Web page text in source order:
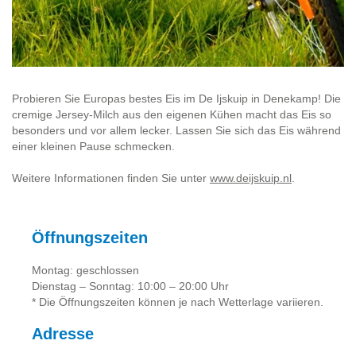
Probieren Sie Europas bestes Eis im De Ijskuip in Denekamp! Die
cremige Jersey-Milch aus den eigenen Kühen macht das Eis so
besonders und vor allem lecker. Lassen Sie sich das Eis während
einer kleinen Pause schmecken.
Weitere Informationen finden Sie unter www.deijskuip.nl
Öffnungszeiten
Montag: geschlossen
Dienstag – Sonntag: 10:00 – 20:00 Uhr
* Die Öffnungszeiten können je nach Wetterlage variieren.
Adresse